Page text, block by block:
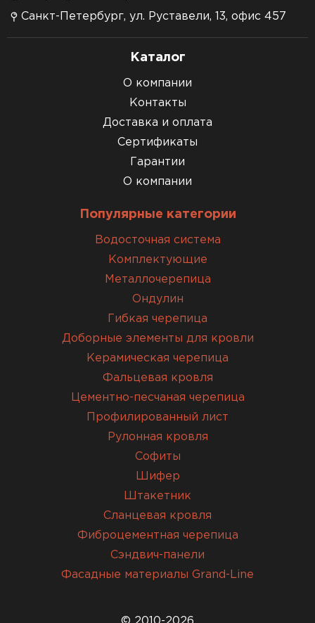
Санкт-Петербург, ул. Руставели, 13, офис 457
Каталог
О компании
Контакты
Доставка и оплата
Сертификаты
Гарантии
О компании
Популярные категории
Водосточная система
Комплектующие
Металлочерепица
Ондулин
Гибкая черепица
Доборные элементы для кровли
Керамическая черепица
Фальцевая кровля
Цементно-песчаная черепица
Профилированный лист
Рулонная кровля
Софиты
Шифер
Штакетник
Сланцевая кровля
Фиброцементная черепица
Сэндвич-панели
Фасадные материалы Grand-Line